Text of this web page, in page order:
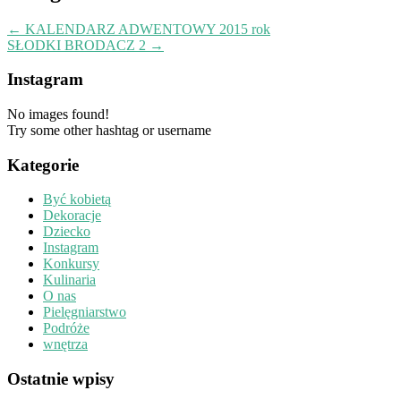
← KALENDARZ ADWENTOWY 2015 rok
SŁODKI BRODACZ 2 →
Instagram
No images found!
Try some other hashtag or username
Kategorie
Być kobietą
Dekoracje
Dziecko
Instagram
Konkursy
Kulinaria
O nas
Pielęgniarstwo
Podróże
wnętrza
Ostatnie wpisy